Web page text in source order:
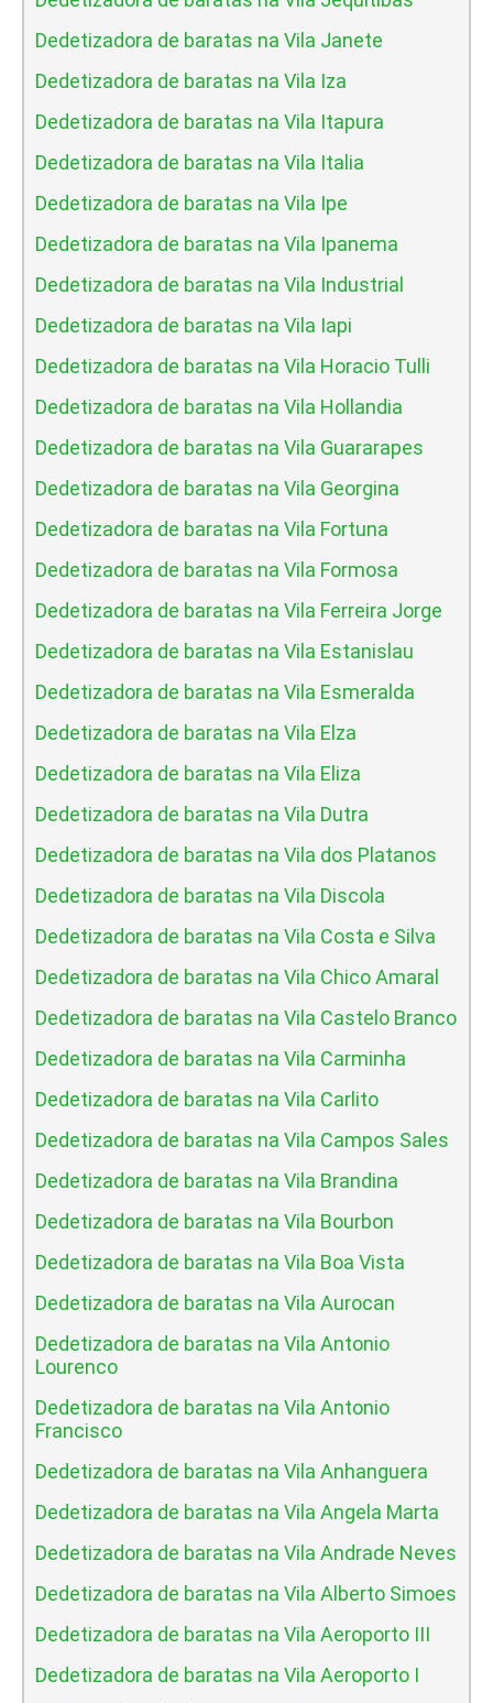
Dedetizadora de baratas na Vila Janete
Dedetizadora de baratas na Vila Iza
Dedetizadora de baratas na Vila Itapura
Dedetizadora de baratas na Vila Italia
Dedetizadora de baratas na Vila Ipe
Dedetizadora de baratas na Vila Ipanema
Dedetizadora de baratas na Vila Industrial
Dedetizadora de baratas na Vila Iapi
Dedetizadora de baratas na Vila Horacio Tulli
Dedetizadora de baratas na Vila Hollandia
Dedetizadora de baratas na Vila Guararapes
Dedetizadora de baratas na Vila Georgina
Dedetizadora de baratas na Vila Fortuna
Dedetizadora de baratas na Vila Formosa
Dedetizadora de baratas na Vila Ferreira Jorge
Dedetizadora de baratas na Vila Estanislau
Dedetizadora de baratas na Vila Esmeralda
Dedetizadora de baratas na Vila Elza
Dedetizadora de baratas na Vila Eliza
Dedetizadora de baratas na Vila Dutra
Dedetizadora de baratas na Vila dos Platanos
Dedetizadora de baratas na Vila Discola
Dedetizadora de baratas na Vila Costa e Silva
Dedetizadora de baratas na Vila Chico Amaral
Dedetizadora de baratas na Vila Castelo Branco
Dedetizadora de baratas na Vila Carminha
Dedetizadora de baratas na Vila Carlito
Dedetizadora de baratas na Vila Campos Sales
Dedetizadora de baratas na Vila Brandina
Dedetizadora de baratas na Vila Bourbon
Dedetizadora de baratas na Vila Boa Vista
Dedetizadora de baratas na Vila Aurocan
Dedetizadora de baratas na Vila Antonio
Lourenco
Dedetizadora de baratas na Vila Antonio
Francisco
Dedetizadora de baratas na Vila Anhanguera
Dedetizadora de baratas na Vila Angela Marta
Dedetizadora de baratas na Vila Andrade Neves
Dedetizadora de baratas na Vila Alberto Simoes
Dedetizadora de baratas na Vila Aeroporto III
Dedetizadora de baratas na Vila Aeroporto I